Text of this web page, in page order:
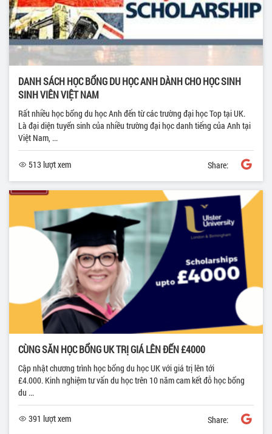
DANH SÁCH HỌC BỔNG DU HỌC ANH DÀNH CHO HỌC SINH
SINH VIÊN VIỆT NAM
Rất nhiều học bổng du học Anh đến từ các trường đại học Top tại UK.
Là đại diện tuyển sinh của nhiều trường đại học danh tiếng của Anh tại
Việt Nam, ...
513 lượt xem Share:
CÙNG SĂN HỌC BỔNG UK TRỊ GIÁ LÊN ĐẾN £4000
Cập nhật chương trình học bổng du học UK với giá trị lên tới
£4.000. Kinh nghiệm tư vấn du học trên 10 năm cam kết đỗ học bổng
du ...
391 lượt xem Share: